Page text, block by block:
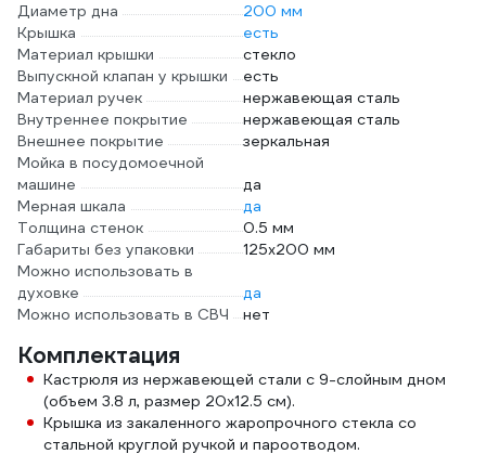
Диаметр дна
200 мм
Крышка
есть
Материал крышки
стекло
Выпускной клапан у крышки
есть
Материал ручек
нержавеющая сталь
Внутреннее покрытие
нержавеющая сталь
Внешнее покрытие
зеркальная
Мойка в посудомоечной
машине
да
Мерная шкала
да
Толщина стенок
0.5 мм
Габариты без упаковки
125x200 мм
Можно использовать в
духовке
да
Можно использовать в СВЧ
нет
Комплектация
Кастрюля из нержавеющей стали с 9-слойным дном
(объем 3.8 л, размер 20х12.5 см).
Крышка из закаленного жаропрочного стекла со
стальной круглой ручкой и пароотводом.